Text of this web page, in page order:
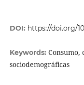
DOI: https://doi.org/
Keywords: Consumo,
sociodemográficas